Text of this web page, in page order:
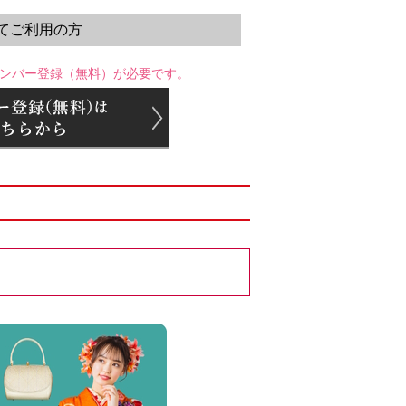
ご利用の方
バー登録（無料）が必要です。